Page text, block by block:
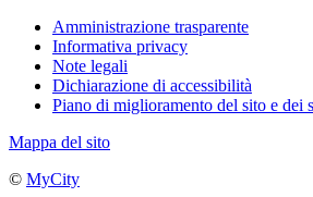
Amministrazione trasparente
Informativa privacy
Note legali
Dichiarazione di accessibilità
Piano di miglioramento del sito e dei
Mappa del sito
© MyCity